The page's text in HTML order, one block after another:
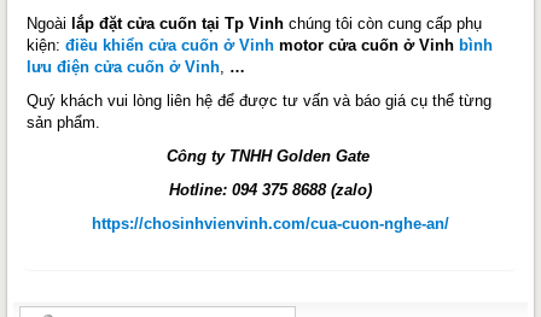
Ngoài lắp đặt cửa cuốn tại Tp Vinh chúng tôi còn cung cấp phụ
kiện: điều khiển cửa cuốn ở Vinh motor cửa cuốn ở Vinh bình
lưu điện cửa cuốn ở Vinh …
Quý khách vui lòng liên hệ để được tư vấn và báo giá cụ thể từng
sản phẩm.
Công ty TNHH Golden Gate
Hotline: 094 375 8688 (zalo)
https://chosinhvienvinh.com/cua-cuon-nghe-an/